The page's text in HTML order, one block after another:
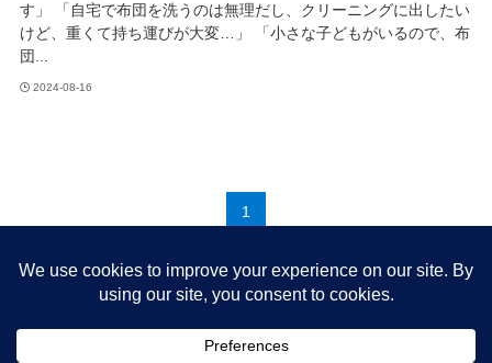
す」 「自宅で布団を洗うのは無理だし、クリーニングに出したい
けど、重くて持ち運びが大変…」 「小さな子どもがいるので、布
団...
2024-08-16
1